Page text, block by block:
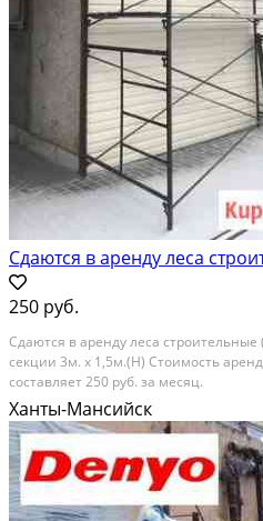
Сдаются в аренду леса
250 руб.
Сдаются в аренду леса
секции 3м. х 1,5м.(Н) Стоимость
составляет 250 руб. за месяц.
Ханты-Мансийск